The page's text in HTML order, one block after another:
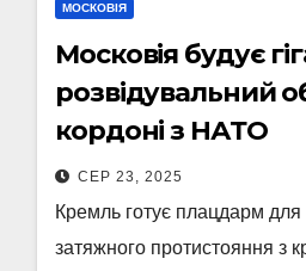
МОСКОВІЯ
Московія будує
розвідувальний
кордоні з НАТО
СЕР 23, 2025
Кремль готує плацдарм
затяжного протистояння з